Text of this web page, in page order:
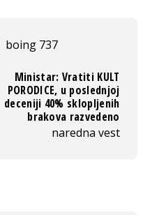
boing 737
Ministar: Vratiti KULT
PORODICE, u poslednjoj
deceniji 40% sklopljenih
brakova razvedeno
naredna vest